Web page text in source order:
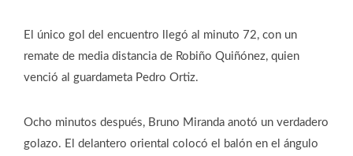
El único gol del encuentro llegó al minuto 72, con un
remate de media distancia de Robiño Quiñónez, quien
venció al guardameta Pedro Ortiz.
Ocho minutos después, Bruno Miranda anotó un verdadero
golazo. El delantero oriental colocó el balón en el ángulo